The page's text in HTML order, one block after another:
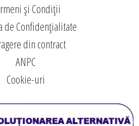
și Condiții
de Confidențialitate
din contract
ANPC
Cookie-uri